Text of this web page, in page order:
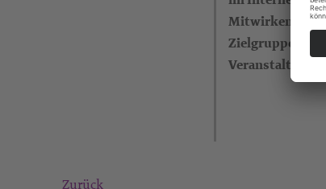
Mitwirkende
Zielgruppe
Veranstalter
Zurück